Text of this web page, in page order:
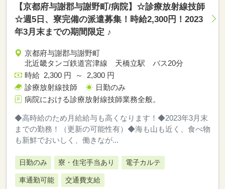
【京都府与謝郡与謝野町/病院】☆診療放射線技師
☆週5日、寮完備の派遣募集！時給2,300円！2023
年3月末までの期間限定 ♪
京都府与謝郡与謝野町
北近畿タンゴ鉄道宮津線 天橋立駅 バス20分
時給 2,300 円 ～ 2,300 円
診療放射線技師
日勤のみ
病院における診療放射線技師業務全般。
◆高時給のため月給給与も高くなります！◆2023年3月末
までの勤務！（更新の可能性有）◆海も山も近く、食べ物
も新鮮でおいしく、働きなが...
日勤のみ 寮・住宅手当あり 電子カルテ
車通勤可能 交通費支給